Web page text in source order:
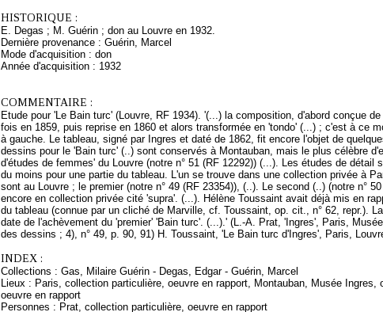
HISTORIQUE :
E. Degas ; M. Guérin ; don au Louvre en 1932.
Dernière provenance : Guérin, Marcel
Mode d'acquisition : don
Année d'acquisition : 1932
COMMENTAIRE :
Etude pour 'Le Bain turc' (Louvre, RF 1934). '(...) la composition, d'abord conçue
fois en 1859, puis reprise en 1860 et alors transformée en 'tondo' (...) ; c'est à ce
à gauche. Le tableau, signé par Ingres et daté de 1862, fit encore l'objet de
dessins pour le 'Bain turc' (..) sont conservés à Montauban, mais le plus célèbre
d'études de femmes' du Louvre (notre n° 51 (RF 12292)) (...). Les études de
du moins pour une partie du tableau. L'un se trouve dans une collection privée à
sont au Louvre ; le premier (notre n° 49 (RF 23354)), (..). Le second (..) (notre n°
encore en collection privée cité 'supra'. (...). Hélène Toussaint avait déjà mis en
du tableau (connue par un cliché de Marville, cf. Toussaint, op. cit., n° 62, repr.).
date de l'achèvement du 'premier' 'Bain turc'. (...).' (L.-A. Prat, 'Ingres', Paris,
des dessins ; 4), n° 49, p. 90, 91) H. Toussaint, 'Le Bain turc d'Ingres', Paris,
INDEX :
Collections : Gas, Milaire Guérin - Degas, Edgar - Guérin, Marcel
Lieux : Paris, collection particulière, oeuvre en rapport, Montauban, Musée Ingres,
oeuvre en rapport
Personnes : Prat, collection particulière, oeuvre en rapport